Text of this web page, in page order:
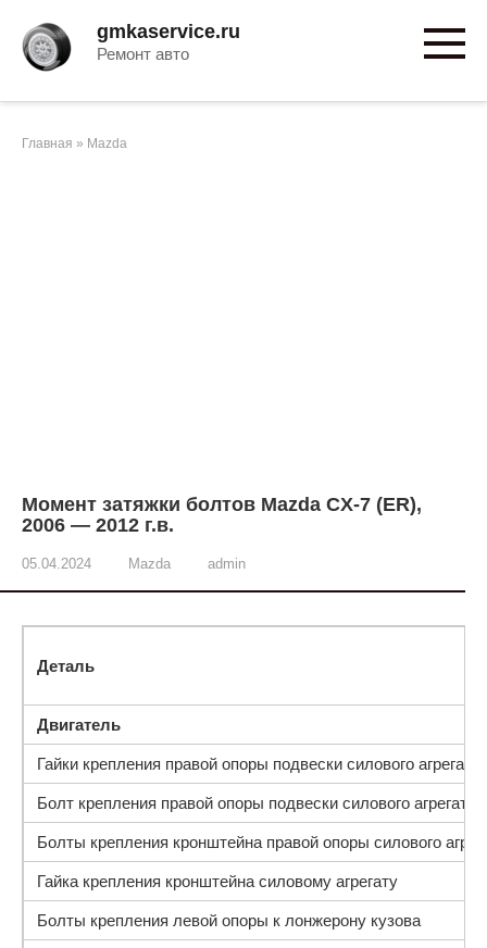
контенту
gmkaservice.ru
Ремонт авто
Главная » Mazda
Момент затяжки болтов Mazda CX-7 (ER),
2006 — 2012 г.в.
05.04.2024 Mazda admin
Деталь
Двигатель
Гайки крепления правой опоры подвески силового
Болт крепления правой опоры подвески силового
Болты крепления кронштейна правой опоры силового
Гайка крепления кронштейна силовому агрегату
Болты крепления левой опоры к лонжерону кузова